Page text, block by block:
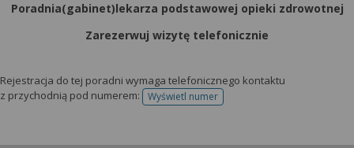
Poradnia(gabinet)lekarza podstawowej opieki zdrowotnej
Zarezerwuj wizytę telefonicznie
Rejestracja do tej poradni wymaga telefonicznego kontaktu
z przychodnią pod numerem:
Wyświetl numertelefonu do rejestracji